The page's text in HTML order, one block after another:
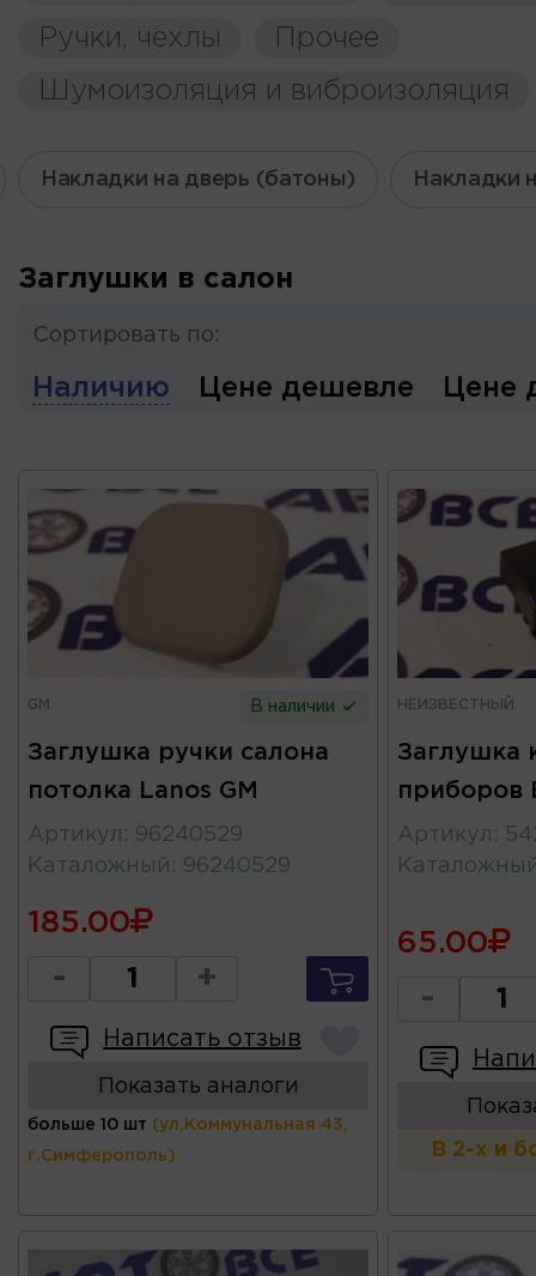
Ручки, чехлы
Прочее
Шумоизоляция и виброизоляция
Накладки на дверь (батоны) Накладки
Заглушки в салон
Сортировать по:
Наличию Цене дешевле Цене
GM В наличии
Заглушка ручки салона
потолка Lanos GM
Артикул : 96240529
Каталожный : 96240529
185.00
- +
Написать отзыв
Показать аналоги
больше 10 шт (ул.Коммунальная 43,
г.Симферополь)
НЕИЗВЕСТНЫЙ
Заглушка
приборов
Артикул :
65.00
-
В 2-х и